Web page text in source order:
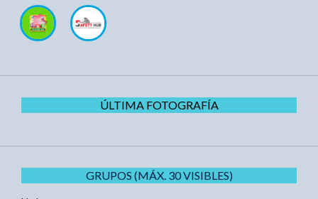
ÚLTIMA FOTOGRAFÍA
GRUPOS (MÁX. 30 VISIBLES)